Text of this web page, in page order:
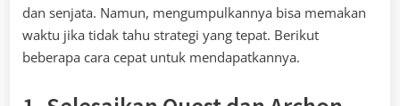
dan senjata. Namun, mengumpulkannya bisa memakan
waktu jika tidak tahu strategi yang tepat. Berikut
beberapa cara cepat untuk mendapatkannya.